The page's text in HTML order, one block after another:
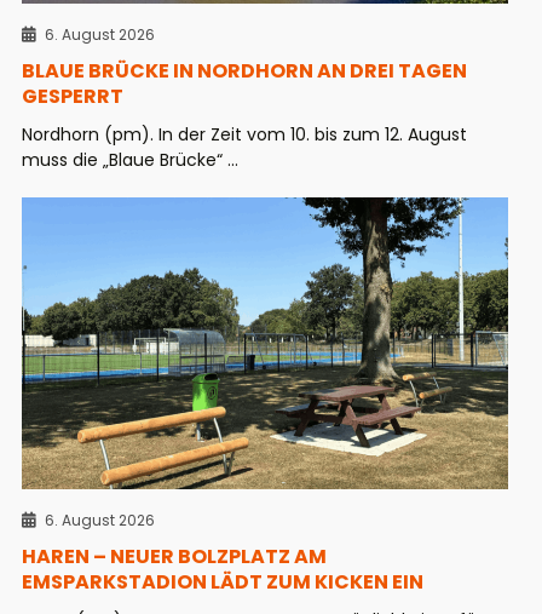
6. August 2026
BLAUE BRÜCKE IN NORDHORN AN DREI TAGEN
GESPERRT
Nordhorn (pm). In der Zeit vom 10. bis zum 12. August
muss die „Blaue Brücke“ ...
6. August 2026
HAREN – NEUER BOLZPLATZ AM
EMSPARKSTADION LÄDT ZUM KICKEN EIN